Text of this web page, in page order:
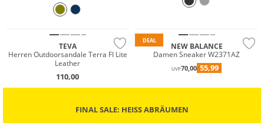
TEVA
Herren Outdoorsandale Terra FI Lite
Leather
110,00
DEAL
NEW BALANCE
Damen Sneaker W2371AZ
UVP70,00 55,99
FINAL SALE: HEISS ABRÄUMEN